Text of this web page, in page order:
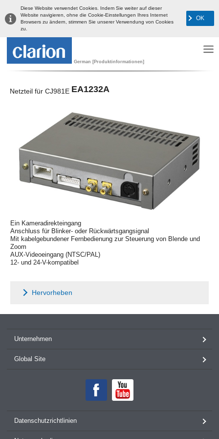
Diese Website verwendet Cookies. Indem Sie weiter auf dieser
Website navigieren, ohne die Cookie-Einstellungen Ihres Internet
Browsers zu ändern, stimmen Sie unserer Verwendung von Cookies
zu.
OK
German [Produktinformationen]
Netzteil für CJ981E EA1232A
Ein Kameradirekteingang
Anschluss für Blinker- oder Rückwärtsgangsignal
Mit kabelgebundener Fernbedienung zur Steuerung von Blende und
Zoom
AUX-Videoeingang (NTSC/PAL)
12- und 24-V-kompatibel
Hervorheben
Unternehmen
Global Site
Datenschutzrichtlinien